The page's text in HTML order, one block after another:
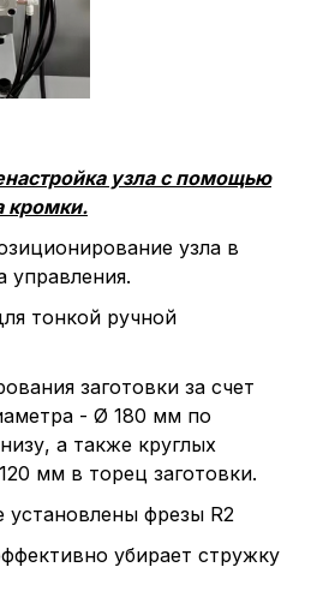
узла с помощью
кромки.
узла в
управления.
тонкой ручной
заготовки за счет
- Ø 180 мм по
а также круглых
мм в торец заготовки.
фрезы R2
убирает стружку
обработки
списком файлов cookie
Аналитические
Внимание:
определять
пользователей
страницы и
совершенствованию
исходя из